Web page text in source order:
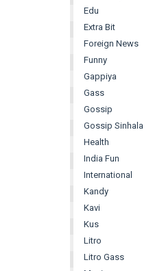
Edu
Extra Bit
Foreign News
Funny
Gappiya
Gass
Gossip
Gossip Sinhala
Health
India Fun
International
Kandy
Kavi
Kus
Litro
Litro Gass